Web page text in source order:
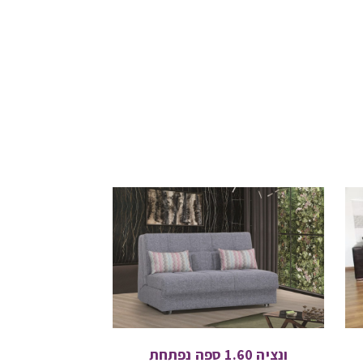
ונציה 1.60 ספה נפתחת